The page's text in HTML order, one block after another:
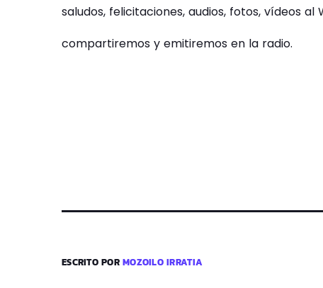
saludos, felicitaciones, audios, fotos, vídeos
compartiremos y emitiremos en la radio.
ESCRITO PORMOZOILO IRRATIA